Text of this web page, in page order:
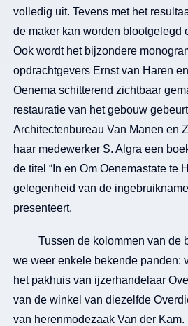
volledig uit. Tevens met het
de maker kan worden blootgelegd
Ook wordt het bijzondere
opdrachtgevers Ernst van Haren
Oenema schitterend zichtbaar
restauratie van het gebouw
Architectenbureau Van Manen en
haar medewerker S. Algra een
de titel “In en Om Oenemastate te
gelegenheid van de
presenteert.
Tussen de kolommen van de
we weer enkele bekende panden:
het pakhuis van ijzerhandelaar
van de winkel van diezelfde
van herenmodezaak Van der Kam.